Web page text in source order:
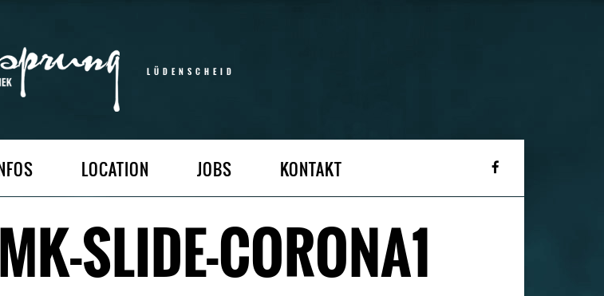
LÜDENSCHEID
LOCATION JOBS KONTAKT
SLIDE-CORONA1